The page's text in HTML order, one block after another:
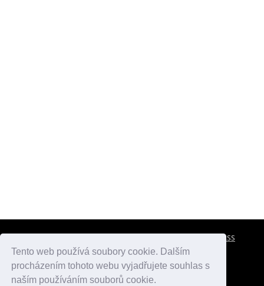
Tento web používá soubory cookie. Dalším
procházením tohoto webu vyjadřujete souhlas s
naším používáním souborů cookie.
RSS
atlaspamatek.info